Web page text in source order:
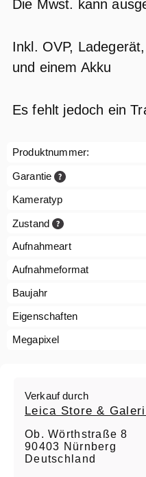
Die Mwst. kann
Inkl. OVP,
und einem Akku
Es fehlt jedoch ein
Produktnummer:
Garantie
Kameratyp
Zustand
Aufnahmeart
Aufnahmeformat
Baujahr
Eigenschaften
Megapixel
Verkauf durch
Leica Store &
Ob. Wörthstraße 8
90403 Nürnberg
Deutschland